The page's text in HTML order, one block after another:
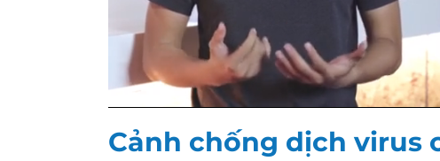
Cảnh chống dịch virus